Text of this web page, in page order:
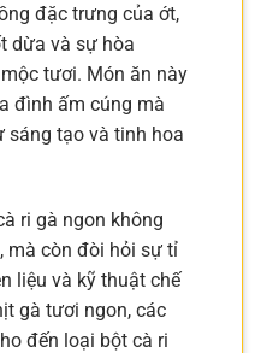
đặc trưng của ớt,
dừa và sự hòa
tươi. Món ăn này
đình ấm cúng mà
sáng tạo và tinh hoa
ri gà ngon không
mà còn đòi hỏi sự tỉ
liệu và kỹ thuật chế
gà tươi ngon, các
đến loại bột cà ri